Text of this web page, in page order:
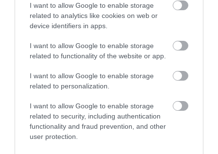
I want to allow Google to enable storage
related to analytics like cookies on web or
device identifiers in apps.
I want to allow Google to enable storage
related to functionality of the website or app.
I want to allow Google to enable storage
related to personalization.
I want to allow Google to enable storage
related to security, including authentication
functionality and fraud prevention, and other
user protection.